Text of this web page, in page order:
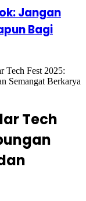
Jangan
Bagi
Tech Fest 2025:
Semangat Berkarya
Tech